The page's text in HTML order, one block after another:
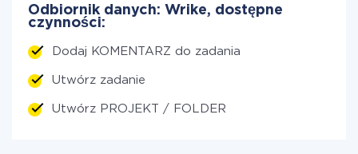
Odbiornik danych: Wrike, dostępne
czynności:
Dodaj KOMENTARZ do zadania
Utwórz zadanie
Utwórz PROJEKT / FOLDER